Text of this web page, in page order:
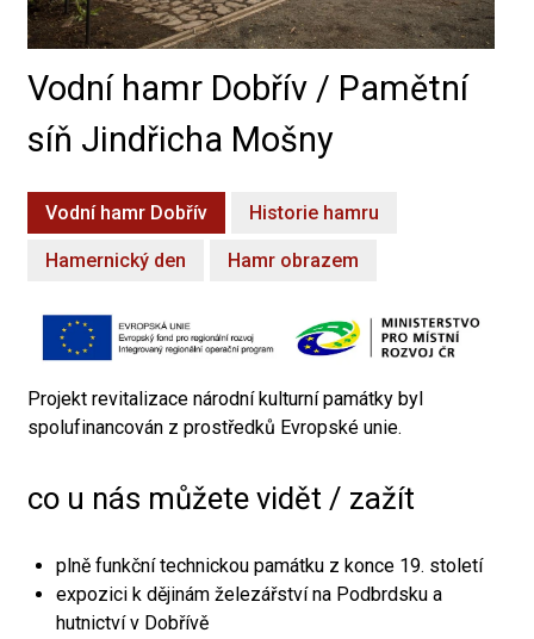
Vodní hamr Dobřív / Pamětní
síň Jindřicha Mošny
Vodní hamr Dobřív Historie hamru
Hamernický den Hamr obrazem
Projekt revitalizace národní kulturní památky byl
spolufinancován z prostředků Evropské unie.
co u nás můžete vidět / zažít
plně funkční technickou památku z konce 19. století
expozici k dějinám železářství na Podbrdsku a
hutnictví v Dobřívě